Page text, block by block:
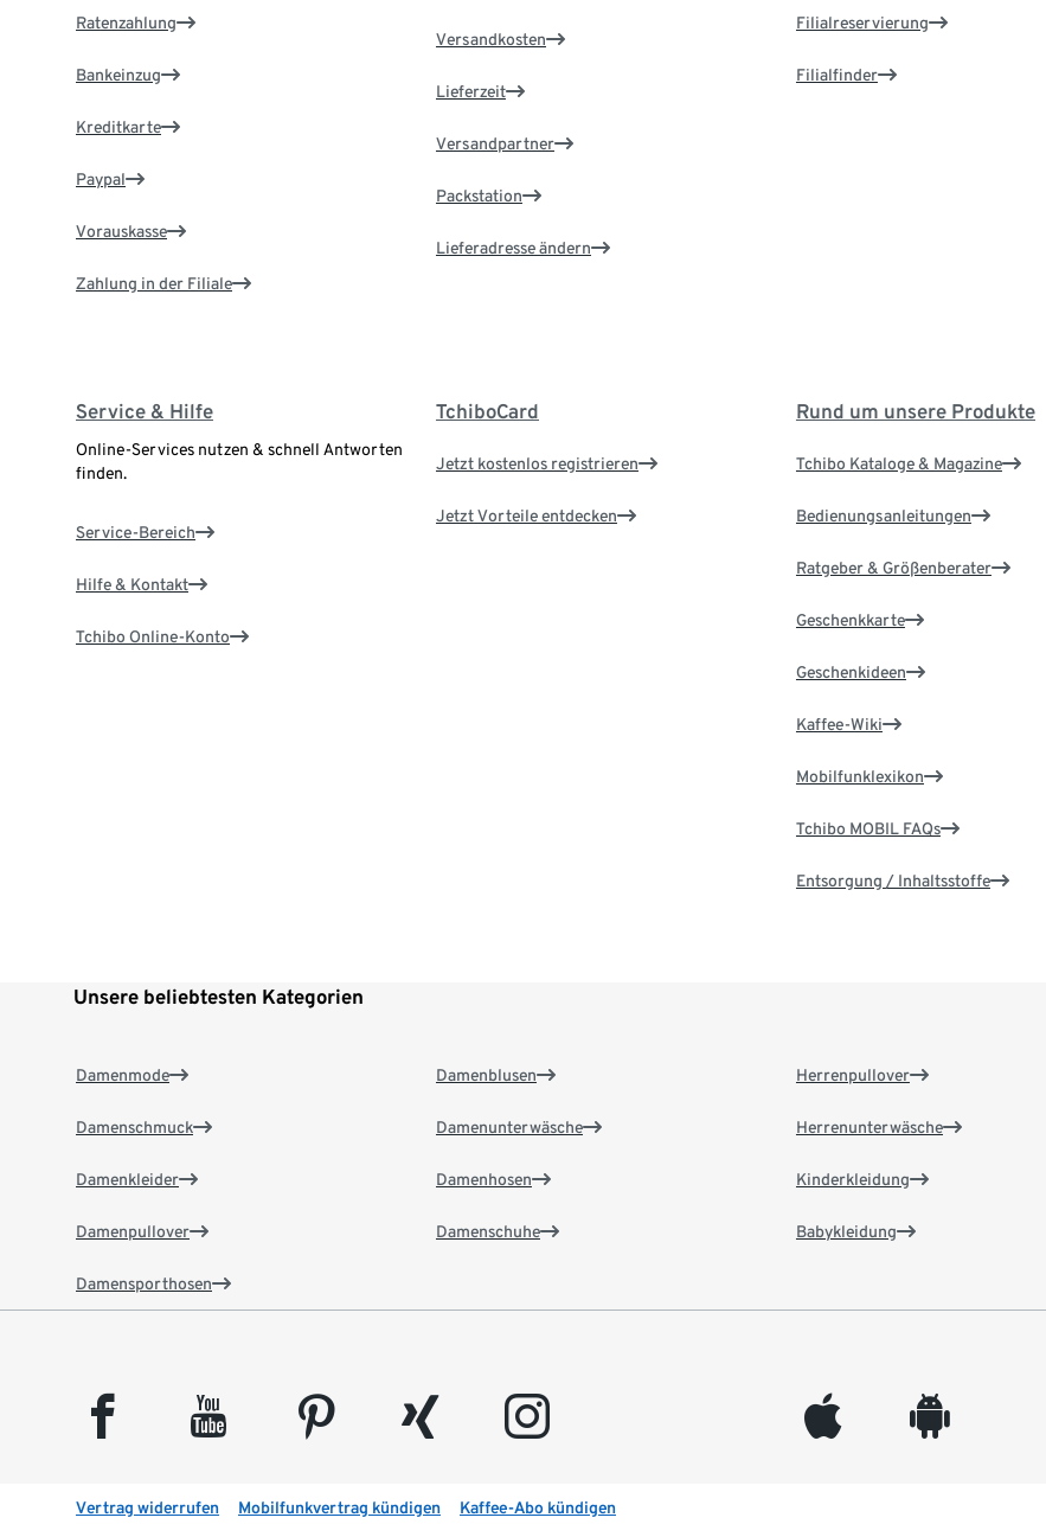
Ratenzahlung
Bankeinzug
Kreditkarte
Paypal
Vorauskasse
Zahlung in der Filiale
Versandkosten
Lieferzeit
Versandpartner
Packstation
Lieferadresse ändern
Filialreservierung
Filialfinder
Service & Hilfe
Online-Services nutzen & schnell Antworten
finden.
Service-Bereich
Hilfe & Kontakt
Tchibo Online-Konto
TchiboCard
Jetzt kostenlos registrieren
Jetzt Vorteile entdecken
Rund um unsere Produkte
Tchibo Kataloge & Magazine
Bedienungsanleitungen
Ratgeber & Größenberater
Geschenkkarte
Geschenkideen
Kaffee-Wiki
Mobilfunklexikon
Tchibo MOBIL FAQs
Entsorgung / Inhaltsstoffe
Unsere beliebtesten Kategorien
Damenmode
Damenschmuck
Damenkleider
Damenpullover
Damensporthosen
Damenblusen
Damenunterwäsche
Damenhosen
Damenschuhe
Herrenpullover
Herrenunterwäsche
Kinderkleidung
Babykleidung
facebook youtube pinterest xing instagram appleinc android
Vertrag widerrufen Mobilfunkvertrag kündigen Kaffee-Abo kündigen